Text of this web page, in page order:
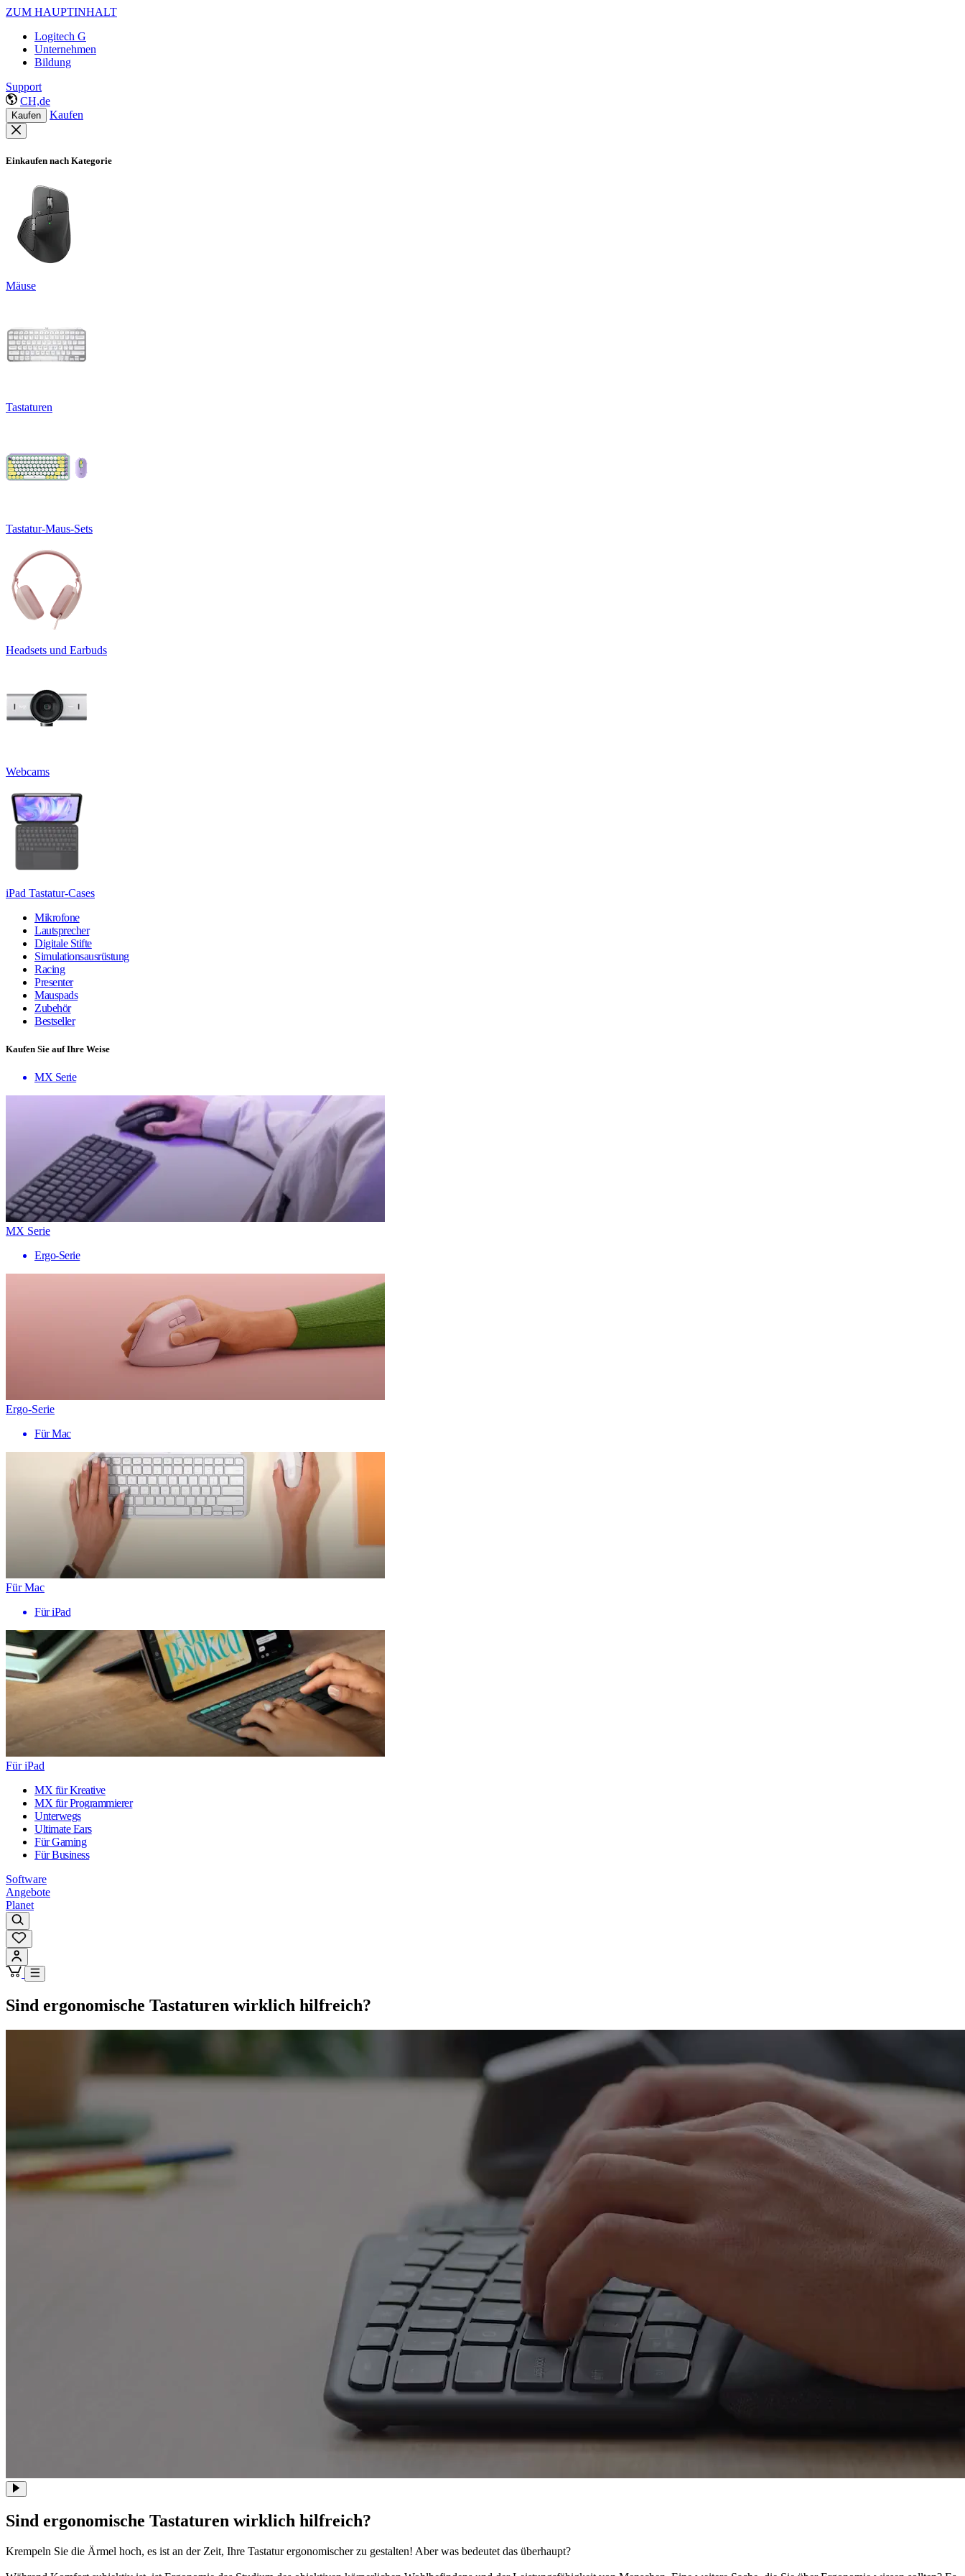
ZUM HAUPTINHALT
Logitech G
Unternehmen
Bildung
Support
CH,de
Kaufen Kaufen
Einkaufen nach Kategorie
Mäuse
Tastaturen
Tastatur-Maus-Sets
Headsets und Earbuds
Webcams
iPad Tastatur-Cases
Mikrofone
Lautsprecher
Digitale Stifte
Simulationsausrüstung
Racing
Presenter
Mauspads
Zubehör
Bestseller
Kaufen Sie auf Ihre Weise
MX Serie
MX Serie
Ergo-Serie
Ergo-Serie
Für Mac
Für Mac
Für iPad
Für iPad
MX für Kreative
MX für Programmierer
Unterwegs
Ultimate Ears
Für Gaming
Für Business
Software
Angebote
Planet
Sind ergonomische Tastaturen wirklich hilfreich?
Sind ergonomische Tastaturen wirklich hilfreich?
Krempeln Sie die Ärmel hoch, es ist an der Zeit, Ihre Tastatur ergonomischer zu gestalten! Aber was bedeutet das überhaupt?